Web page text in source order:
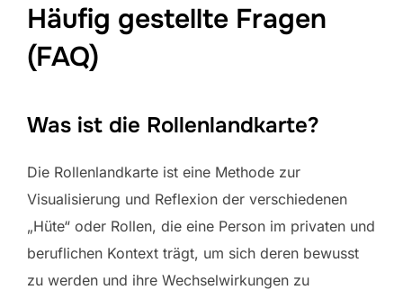
Häufig gestellte Fragen
(FAQ)
Was ist die Rollenlandkarte?
Die Rollenlandkarte ist eine Methode zur
Visualisierung und Reflexion der verschiedenen
„Hüte“ oder Rollen, die eine Person im privaten und
beruflichen Kontext trägt, um sich deren bewusst
zu werden und ihre Wechselwirkungen zu